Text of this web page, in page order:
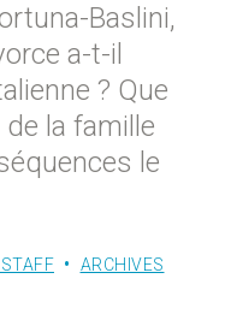
Baslini,
a-t-il
? Que
la famille
le
ARCHIVES